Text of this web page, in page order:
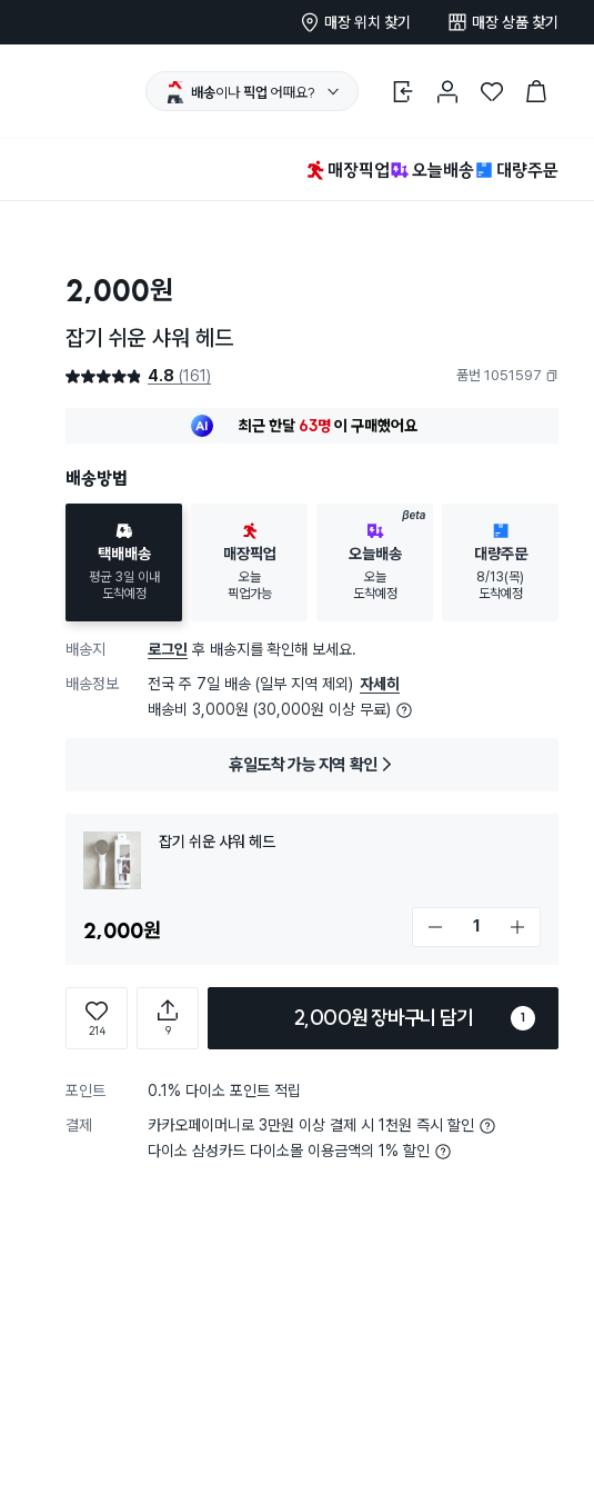
매장 위치 찾기 매장 상품 찾기
배송이나픽업 어때요?
매장픽업 오늘배송 대량주문
2,000원
잡기 쉬운 샤워 헤드
별점 4.8점 4.8 (161)
품번 1051597
최근 한달 63명이 구매했어요
배송방법
택배배송
평균 3일 이내
도착예정
매장픽업
오늘
픽업가능
오늘배송
오늘
도착예정
BETA
대량주문
8/13(목)
도착예정
배송지 로그인 후 배송지를 확인해 보세요.
배송정보
전국 주 7일 배송 (일부 지역 제외) 자세히
배송비 3,000원 (30,000원 이상 무료)
휴일도착 가능 지역 확인
잡기 쉬운 샤워 헤드
2,000원 개수 감소 개수 증가
214 9
2,000원 장바구니 담기 1
포인트
0.1% 다이소 포인트 적립
결제
카카오페이머니로 3만원 이상 결제 시 1천원 즉시 할인
다이소 삼성카드 다이소몰 이용금액의 1% 할인